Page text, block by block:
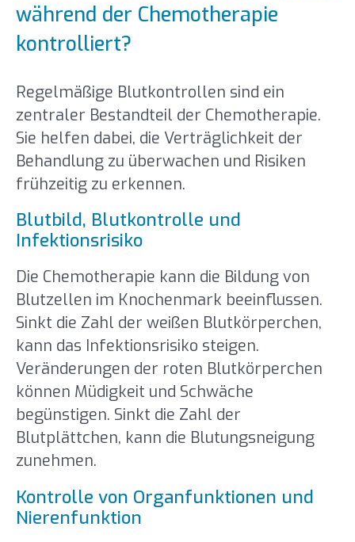
während der Chemotherapie
kontrolliert?
Regelmäßige Blutkontrollen sind ein
zentraler Bestandteil der Chemotherapie.
Sie helfen dabei, die Verträglichkeit der
Behandlung zu überwachen und Risiken
frühzeitig zu erkennen.
Blutbild, Blutkontrolle und
Infektionsrisiko
Die Chemotherapie kann die Bildung von
Blutzellen im Knochenmark beeinflussen.
Sinkt die Zahl der weißen Blutkörperchen,
kann das Infektionsrisiko steigen.
Veränderungen der roten Blutkörperchen
können Müdigkeit und Schwäche
begünstigen. Sinkt die Zahl der
Blutplättchen, kann die Blutungsneigung
zunehmen.
Kontrolle von Organfunktionen und
Nierenfunktion